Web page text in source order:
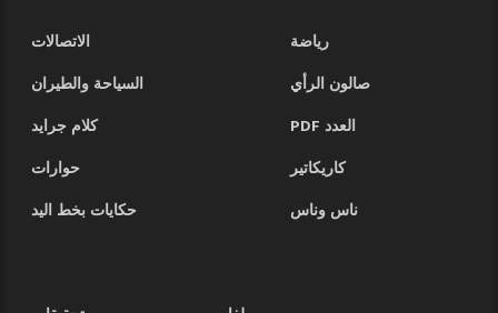
رياضة
الاتصالات
صالون الرأي
السياحة والطيران
العدد PDF
كلام جرايد
كاريكاتير
حوارات
ناس وناس
حكايات بخط اليد